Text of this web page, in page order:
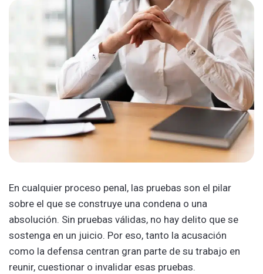
En cualquier proceso penal, las pruebas son el pilar
sobre el que se construye una condena o una
absolución. Sin pruebas válidas, no hay delito que se
sostenga en un juicio. Por eso, tanto la acusación
como la defensa centran gran parte de su trabajo en
reunir, cuestionar o invalidar esas pruebas.